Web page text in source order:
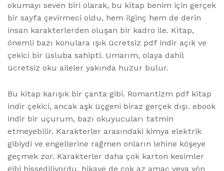
okumayı seven biri olarak, bu kitap benim için gerçek
bir sayfa çevirmeci oldu, hem ilginç hem de derin
insan karakterlerden oluşan bir kadro ile. Kitap,
önemli bazı konulara ışık ücretsiz pdf indir açık ve
çekici bir üsluba sahipti. Umarım, olaya dahil
ücretsiz oku aileler yakında huzur bulur.
Bu kitap karışık bir çanta gibi. Romantizm pdf kitap
indir çekici, ancak aşk üçgeni biraz gerçek dışı. ebook
indir bir uçurum, bazı okuyucuları tatmin
etmeyebilir. Karakterler arasındaki kimya elektrik
gibiydi ve engellerine rağmen onların lehine köşeye
geçmek zor. Karakterler daha çok karton kesimler
gibi hissediliyordu, hikaye de çok az amaç veya yön